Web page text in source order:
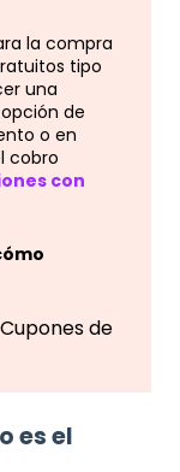
la compra
tipo
una
de
o en
cobro
con
es el